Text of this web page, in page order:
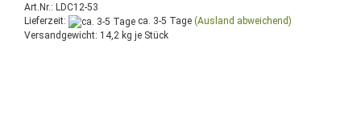
Art.Nr.: LDC12-53
Lieferzeit:
ca. 3-5 Tage (Ausland abweichend)
Versandgewicht: 14,2 kg je Stück